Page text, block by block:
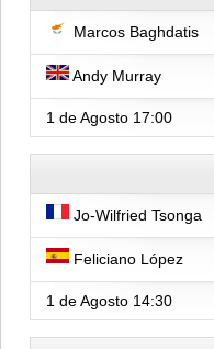
Marcos Baghdatis
Andy Murray
1 de Agosto 17:00
Jo-Wilfried Tsonga
Feliciano López
1 de Agosto 14:30